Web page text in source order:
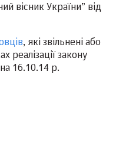
вісник України” від
, які звільнені або
реалізації закону
16.10.14 р.